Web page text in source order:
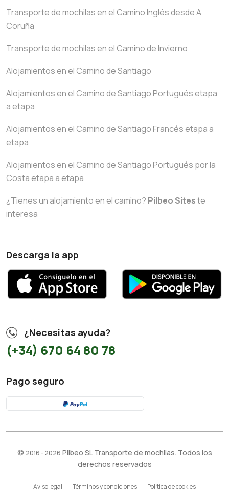
Transporte de mochilas en el Camino Inglés desde A
Coruña
Transporte de mochilas en el Camino de Invierno
Alojamientos en el Camino de Santiago
Alojamientos en el Camino de Santiago Portugués etapa
a etapa
Alojamientos en el Camino de Santiago Francés etapa a
etapa
Alojamientos en el Camino de Santiago Portugués por la
Costa etapa a etapa
¿Tienes un alojamiento en el camino? Pilbeo Siteste
interesa
Descarga la app
¿Necesitas ayuda?
(+34) 670 64 80 78
Pago seguro
© 2016 - 2026 Pilbeo SL Transporte de mochilas. Todos los
derechos reservados
Aviso legal Términos y condiciones Política de cookies